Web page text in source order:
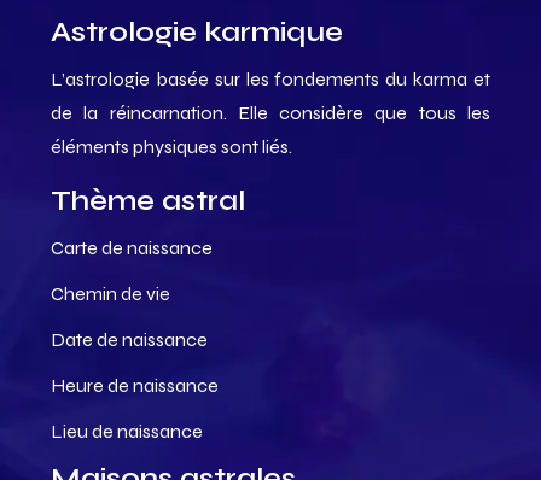
Astrologie karmique
L’astrologie basée sur les fondements du karma et
de la réincarnation. Elle considère que tous les
éléments physiques sont liés.
Thème astral
Carte de naissance
Chemin de vie
Date de naissance
Heure de naissance
Lieu de naissance